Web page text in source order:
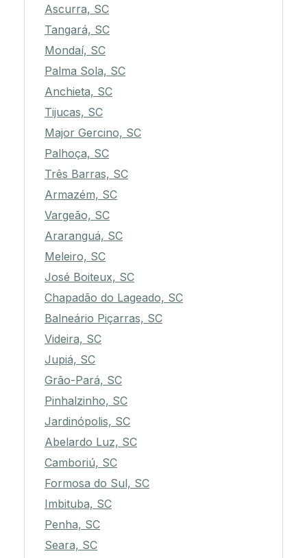
Ascurra, SC
Tangará, SC
Mondaí, SC
Palma Sola, SC
Anchieta, SC
Tijucas, SC
Major Gercino, SC
Palhoça, SC
Três Barras, SC
Armazém, SC
Vargeão, SC
Araranguá, SC
Meleiro, SC
José Boiteux, SC
Chapadão do Lageado, SC
Balneário Piçarras, SC
Videira, SC
Jupiá, SC
Grão-Pará, SC
Pinhalzinho, SC
Jardinópolis, SC
Abelardo Luz, SC
Camboriú, SC
Formosa do Sul, SC
Imbituba, SC
Penha, SC
Seara, SC